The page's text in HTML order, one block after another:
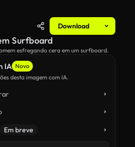
Download
IA Novo
desta imagem com IA.
Em breve
Surfboard
esfregando cera em um surfboard.